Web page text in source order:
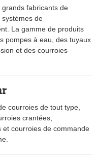
grands fabricants de
de
La gamme de produits
pompes à eau, des tuyaux
et des courroies
courroies de tout type,
crantées,
et courroies de commande